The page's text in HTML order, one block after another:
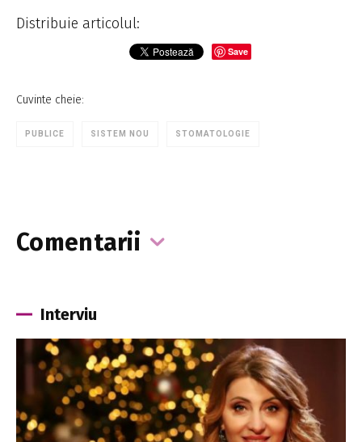
Distribuie articolul:
Save
Cuvinte cheie:
PUBLICE SISTEM NOU STOMATOLOGIE
Comentarii
Interviu